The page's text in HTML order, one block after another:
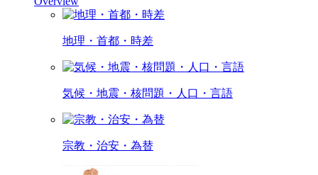
地理・首都・時差
気候・地震・核問題・人口・言語
宗教・治安・為替